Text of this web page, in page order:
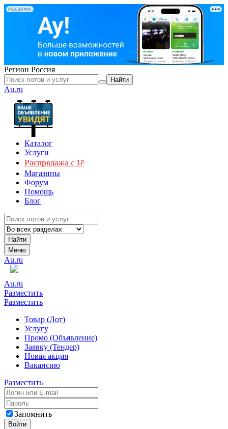
РЕКЛАМА
Регион Россия
Найти
Au.ru
Каталог
Услуги
Распродажа с 1₽
Магазины
Форум
Помощь
Блог
Найти
Меню
Au.ru
Au.ru
Разместить
Разместить
Товар (Лот)
Услугу
Промо (Объявление)
Заявку (Тендер)
Новая акция
Вакансию
Разместить
Запомнить
Войти